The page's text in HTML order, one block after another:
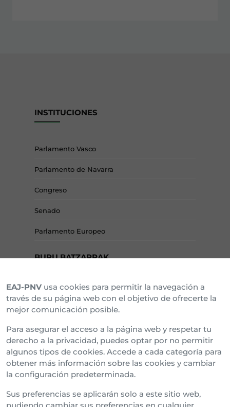
INSTITUCIONES
Parlamento Vasco
Parlamento de Navarra
Congreso
Senado
Parlamento Europeo
BURU BATZARRAK
Araba Buru Batzar
Bizkai Buru Batzar
Gipuzko Buru Batzar
Ipar Buru Batzar
Napar Buru Batzar
EAJ-PNV usa cookies para permitir la navegación a
través de su página web con el objetivo de ofrecerte la
mejor comunicación posible.
Para asegurar el acceso a la página web y respetar tu
derecho a la privacidad, puedes optar por no permitir
algunos tipos de cookies. Accede a cada categoría para
obtener más información sobre las cookies y cambiar
la configuración predeterminada.
Sus preferencias se aplicarán solo a este sitio web,